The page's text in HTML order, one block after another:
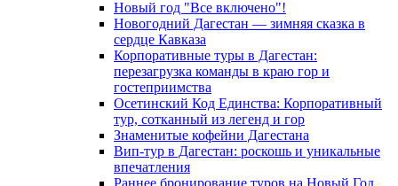
Новый год "Все включено"!
Новогодний Дагестан — зимняя сказка в
сердце Кавказа
Корпоративные туры в Дагестан:
перезагрузка команды в краю гор и
гостеприимства
Осетинский Код Единства: Корпоративный
тур, сотканный из легенд и гор
Знаменитые кофейни Дагестана
Вип-тур в Дагестан: роскошь и уникальные
впечатления
Раннее бронирование туров на Новый Год.